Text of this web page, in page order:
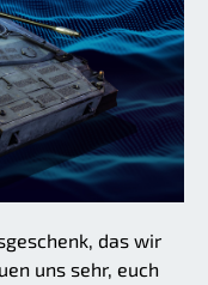
das wir
uns sehr, euch